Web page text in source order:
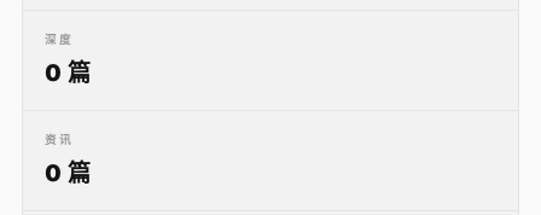
深度
0 篇
资讯
0 篇